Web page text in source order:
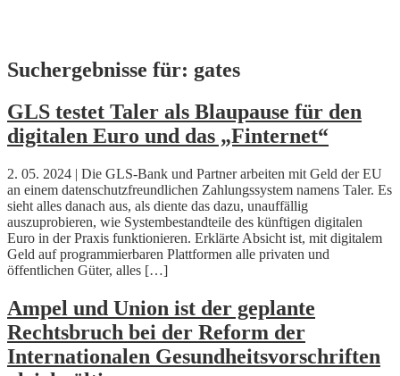
Skip
to
Suchergebnisse für: gates
GLS testet Taler als Blaupause für den
digitalen Euro und das „Finternet“
2. 05. 2024 | Die GLS-Bank und Partner arbeiten mit Geld der EU
an einem datenschutzfreundlichen Zahlungssystem namens Taler. Es
sieht alles danach aus, als diente das dazu, unauffällig
auszuprobieren, wie Systembestandteile des künftigen digitalen
Euro in der Praxis funktionieren. Erklärte Absicht ist, mit digitalem
Geld auf programmierbaren Plattformen alle privaten und
öffentlichen Güter, alles […]
Ampel und Union ist der geplante
Rechtsbruch bei der Reform der
Internationalen Gesundheitsvorschriften